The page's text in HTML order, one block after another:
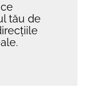
tău de